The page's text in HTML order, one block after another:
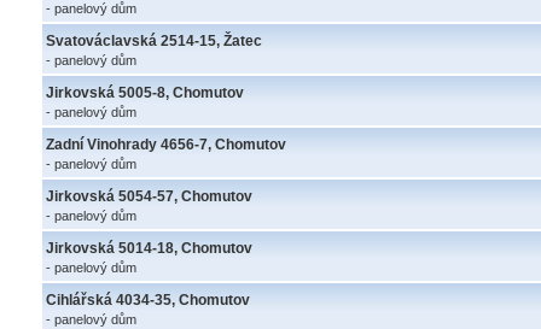
- panelový dům
Svatováclavská 2514-15, Žatec
- panelový dům
Jirkovská 5005-8, Chomutov
- panelový dům
Zadní Vinohrady 4656-7, Chomutov
- panelový dům
Jirkovská 5054-57, Chomutov
- panelový dům
Jirkovská 5014-18, Chomutov
- panelový dům
Cihlářská 4034-35, Chomutov
- panelový dům